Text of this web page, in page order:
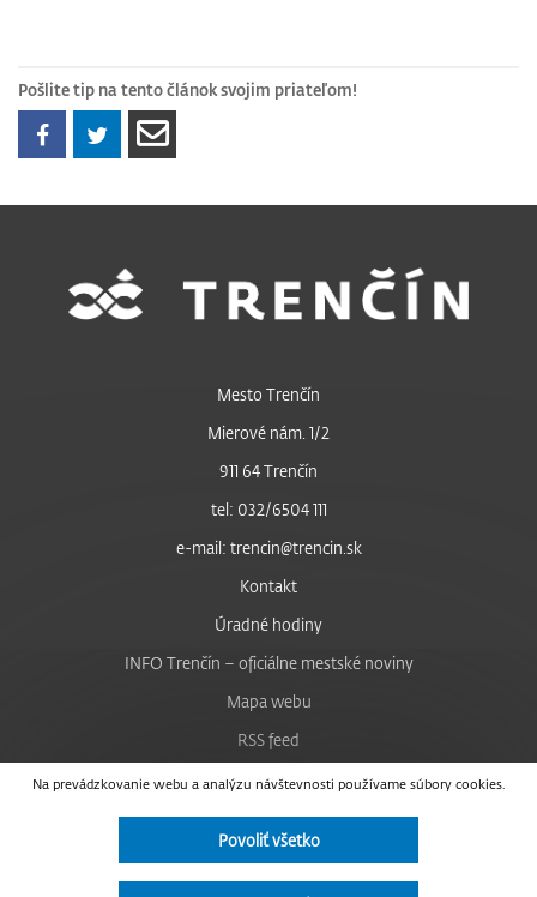
Pošlite tip na tento článok svojim priateľom!
Na prevádzkovanie webu a analýzu návštevnosti používame súbory cookies.
Povoliť všetko
Mesto Trenčín
Mierové nám. 1/2
911 64 Trenčín
tel: 032/6504 111
e-mail: trencin@trencin.sk
Kontakt
Úradné hodiny
INFO Trenčín – oficiálne mestské noviny
Mapa webu
RSS feed
Nastavenie cookies
Facebook